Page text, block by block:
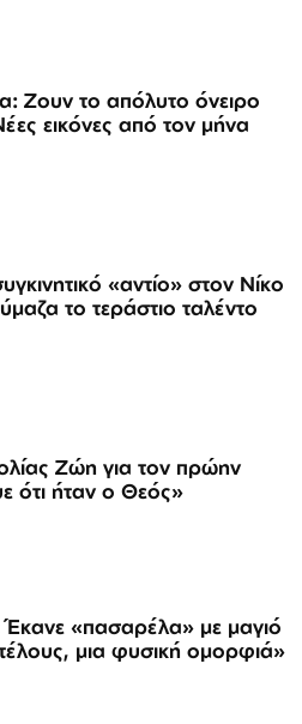
Ζουν το απόλυτο όνειρο
εικόνες από τον μήνα
«αντίο» στον Νίκο
το τεράστιο ταλέντο
Ζώη για τον πρώην
ότι ήταν ο Θεός»
«πασαρέλα» με μαγιό
μια φυσική ομορφιά»